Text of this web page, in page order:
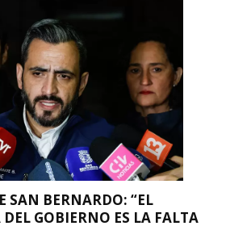
SAN BERNARDO: “EL
GOBIERNO ES LA FALTA